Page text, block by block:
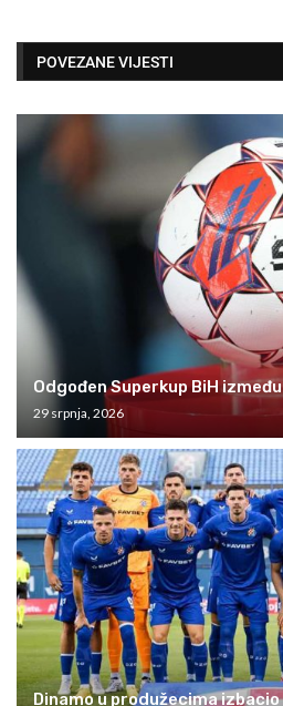
POVEZANE VIJESTI
Odgođen Superkup BiH
29 srpnja, 2026
Dinamo u produžecima